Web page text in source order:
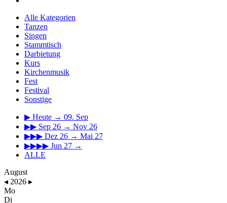
Alle Kategorien
Tanzen
Singen
Stammtisch
Darbietung
Kurs
Kirchenmusik
Fest
Festival
Sonstige
▶ Heute → 09. Sep
▶▶ Sep 26 → Nov 26
▶▶▶ Dez 26 → Mai 27
▶▶▶▶ Jun 27 →
ALLE
August
◂ 2026 ▸
Mo
Di